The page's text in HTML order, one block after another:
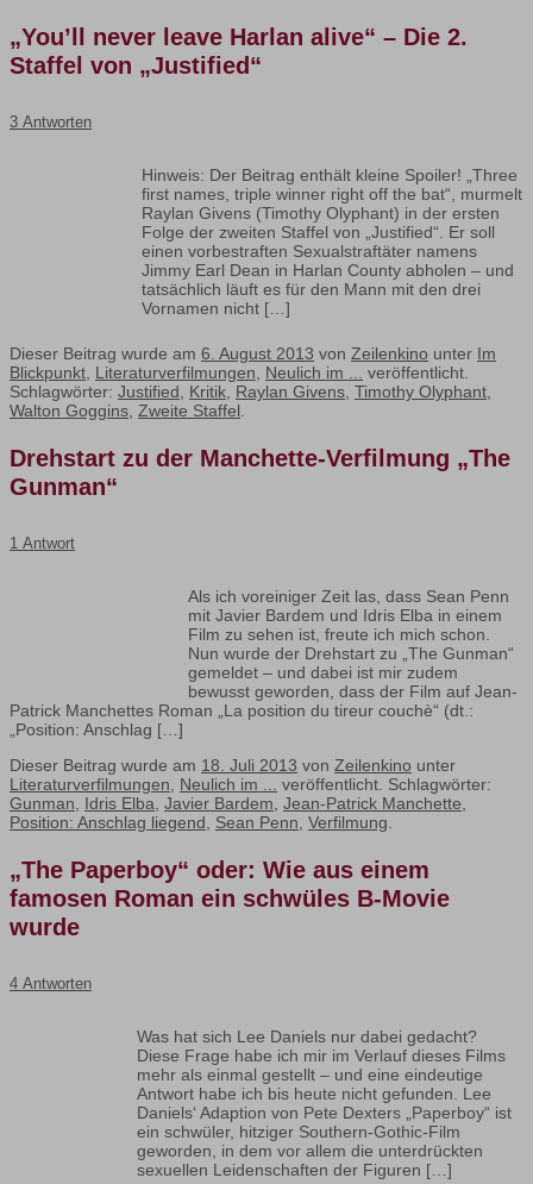
„You’ll never leave Harlan alive“ – Die 2.
Staffel von „Justified“
3 Antworten
Hinweis: Der Beitrag enthält kleine Spoiler! „Three
first names, triple winner right off the bat“, murmelt
Raylan Givens (Timothy Olyphant) in der ersten
Folge der zweiten Staffel von „Justified“. Er soll
einen vorbestraften Sexualstraftäter namens
Jimmy Earl Dean in Harlan County abholen – und
tatsächlich läuft es für den Mann mit den drei
Vornamen nicht […]
Dieser Beitrag wurde am 6. August 2013 von Zeilenkino unter Im
Blickpunkt Literaturverfilmungen Neulich im ...
veröffentlicht.
Schlagwörter: Justified Kritik Raylan Givens Timothy Olyphant
Walton Goggins Zweite Staffel
Drehstart zu der Manchette-Verfilmung „The
Gunman“
1 Antwort
Als ich voreiniger Zeit las, dass Sean Penn
mit Javier Bardem und Idris Elba in einem
Film zu sehen ist, freute ich mich schon.
Nun wurde der Drehstart zu „The Gunman“
gemeldet – und dabei ist mir zudem
bewusst geworden, dass der Film auf Jean-
Patrick Manchettes Roman „La position du tireur couchè“ (dt.:
„Position: Anschlag […]
Dieser Beitrag wurde am 18. Juli 2013 von Zeilenkino unter
Literaturverfilmungen
Neulich im ...
veröffentlicht. Schlagwörter:
Gunman
Idris Elba Javier Bardem Jean-Patrick Manchette
Position: Anschlag liegend
Sean Penn Verfilmung
„The Paperboy“ oder: Wie aus einem
famosen Roman ein schwüles B-Movie
wurde
4 Antworten
Was hat sich Lee Daniels nur dabei gedacht?
Diese Frage habe ich mir im Verlauf dieses Films
mehr als einmal gestellt – und eine eindeutige
Antwort habe ich bis heute nicht gefunden. Lee
Daniels‘ Adaption von Pete Dexters „Paperboy“ ist
ein schwüler, hitziger Southern-Gothic-Film
geworden, in dem vor allem die unterdrückten
sexuellen Leidenschaften der Figuren […]